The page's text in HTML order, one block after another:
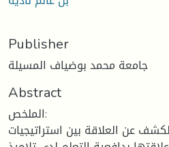
Publisher
جامعة محمد بوضياف المسيلة
Abstract
الملخص:
عن العلاقة بين استراتيجيات